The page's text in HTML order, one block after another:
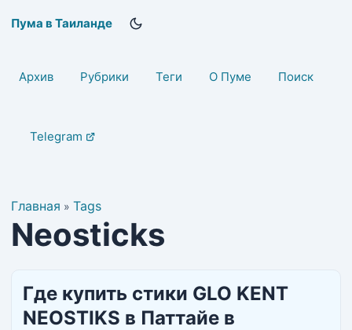
Пума в Таиланде
Архив Рубрики Теги О Пуме Поиск
Telegram
Главная » Tags
Neosticks
Где купить стики GLO KENT
NEOSTIKS в Паттайе в